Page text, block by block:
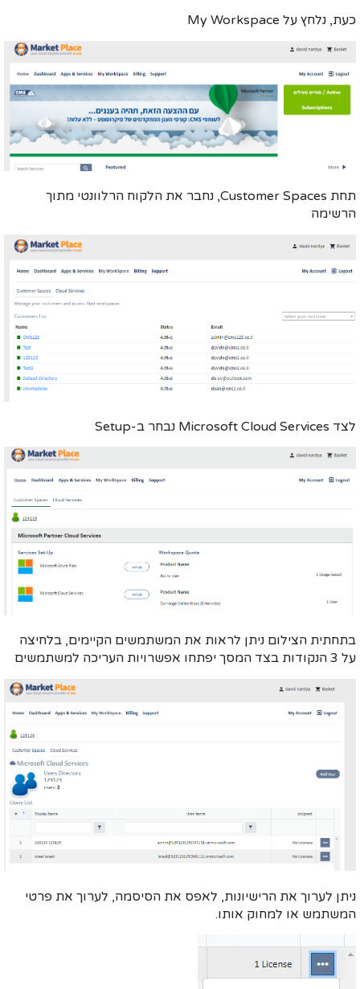
כעת, נלחץ על My Workspace
תחת Customer Spaces, נחבר את הלקוח הרלוונטי מתוך
הרשימה
לצד Microsoft Cloud Services נבחר ב-Setup
בתחתית הצילום ניתן לראות את המשתמשים הקיימים, בלחיצה
על 3 הנקודות בצד המסך יפתחו אפשרויות העריכה למשתמשים
ניתן לערוך את הרישיונות, לאפס את הסיסמה, לערוך את פרטי
המשתמש או למחוק אותו.